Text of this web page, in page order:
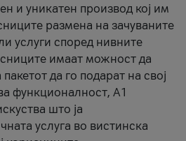
и уникатен производ кој им
размена на зачуваните
услуги според нивните
имаат можност да
да го подарат на свој
функционалност, А1
што ја
услуга во вистинска